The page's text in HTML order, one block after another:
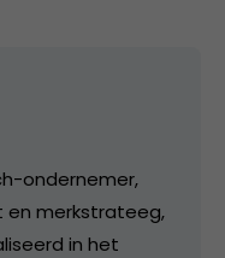
ondernemer,
en merkstrateeg,
in het